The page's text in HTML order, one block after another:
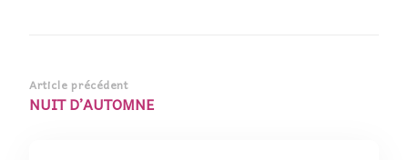
Navigation
d’article
Article précédent
NUIT D’AUTOMNE